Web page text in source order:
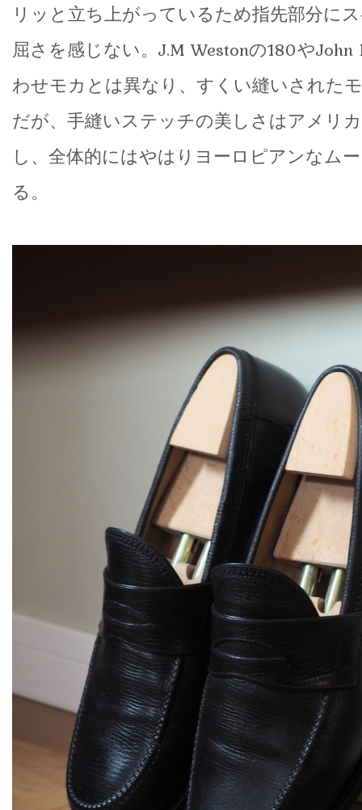
リッと立ち上がっているため指先部分に
屈さを感じない。J.M Westonの180や
わせモカとは異なり、すくい縫いされた
だが、手縫いステッチの美しさはアメリ
し、全体的にはやはりヨーロピアンなム
る。